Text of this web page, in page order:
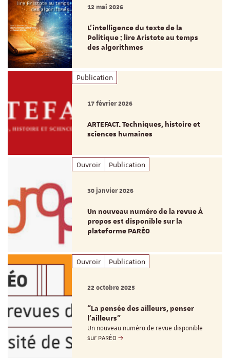
12 mai 2026
L’intelligence du texte de la
Politique : lire Aristote au temps
des algorithmes
Publication
17 février 2026
ARTEFACT. Techniques, histoire et
sciences humaines
Ouvroir Publication
30 janvier 2026
Un nouveau numéro de la revue À
propos est disponible sur la
plateforme PARÉO
Ouvroir Publication
22 octobre 2025
"La pensée des ailleurs, penser
l’ailleurs"
Un nouveau numéro de revue disponible
sur PARÉO